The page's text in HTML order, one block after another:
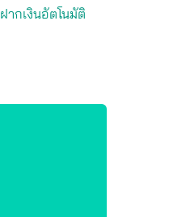
ฝากเงินอัตโนมัติ